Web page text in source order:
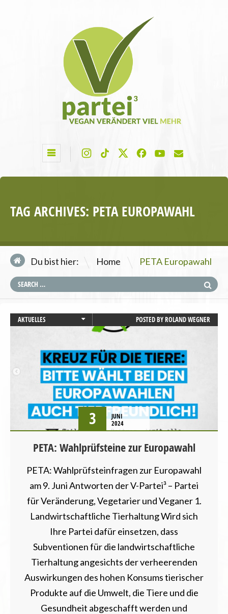
TAG ARCHIVES: PETA EUROPAWAHL
Du bist hier: Home \ PETA Europawahl
AKTUELLES
TIERSCHUTZ / TIERRECHTE
VEGANISMUS
WAHLPROGRAMM
POSTED BYROLAND WEGNER
3
JUNI
2024
PETA: Wahlprüfsteine zur Europawahl
PETA: Wahlprüfsteinfragen zur Europawahl
am 9. Juni Antworten der V-Partei³ – Partei
für Veränderung, Vegetarier und Veganer 1.
Landwirtschaftliche Tierhaltung Wird sich
Ihre Partei dafür einsetzen, dass
Subventionen für die landwirtschaftliche
Tierhaltung angesichts der verheerenden
Auswirkungen des hohen Konsums tierischer
Produkte auf die Umwelt, die Tiere und die
Gesundheit abgeschafft werden und